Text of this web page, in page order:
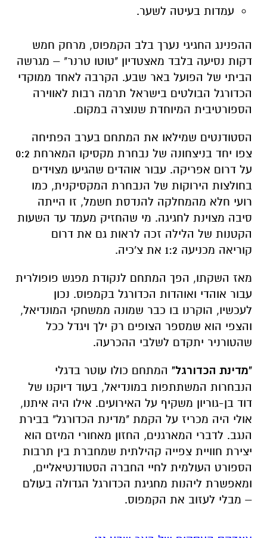
הביתי של הפועל באר שבע. הקרבה לאחד ממוקדי
הספורטיבית המיוחדת שנוצרה במקום.
הסטודנטים שמילאו את המתחם בערב הפתיחה
על דרום אפריקה. עבור אוהדים שהגיעו מצוידים
רועי חלא מהמחלקה להנדסת חשמל, זו הייתה
סיבה מצוינת לחגיגה. מי שהחזיק מעמד עד השעות
הקטנות של הלילה זכה לראות גם את דרום
קוריאה מכניעה 1:2 את צ'כיה.
מאז השקתו, הפך המתחם לנקודת מפגש פופולרית
עבור אוהדי ואוהדות הכדורגל בקמפוס. נכון
לעכשיו, הוקרנו בו כבר שמונה ממשחקי המונדיאל,
שהטורניר יתקדם לשלבי ההכרעה.
"מדינת הכדורגל"המתחם כולו עוטר בדגלי
הנבחרות המשתתפות במונדיאל, בעוד דיוקנו של
דוד בן-גוריון משקיף על האירועים. אילו היה איתנו,
הנגב. לדברי המארגנים, החזון מאחורי המיזם הוא
יצירת חוויית צפייה קהילתית שמחברת בין תרבות
הספורט העולמית לחיי החברה הסטודנטיאליים,
ומאפשרת ליהנות מחגיגת הכדורגל הגדולה בעולם
– מבלי לעזוב את הקמפוס.
אינדקס העסקים של באר שבע נט